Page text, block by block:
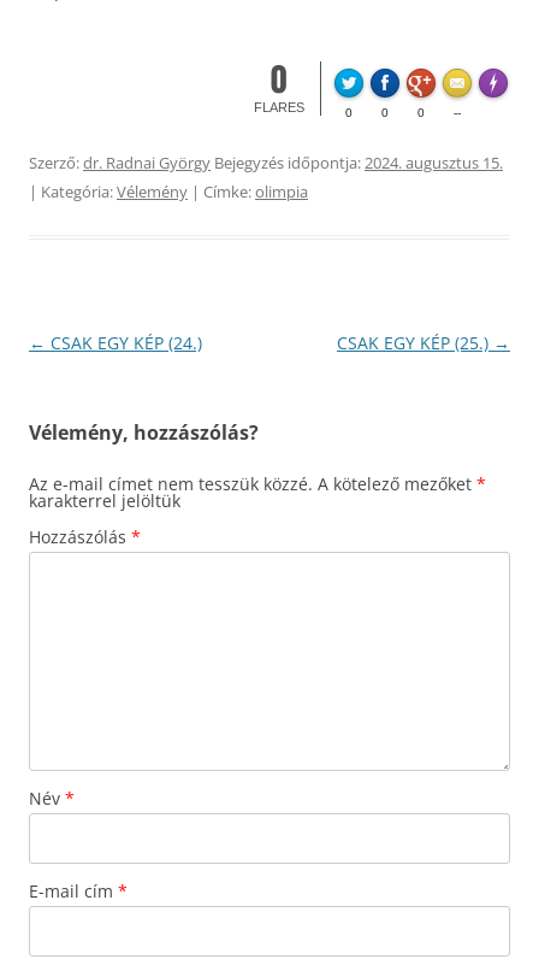
0
FLARES 0 0 0 --
Made
Szerző:dr. Radnai György Bejegyzés időpontja:2024. augusztus 15.
| Kategória:Vélemény | Címke:olimpia
Bejegyzés
← CSAK EGY KÉP (24.) CSAK EGY KÉP (25.) →
Vélemény, hozzászólás?
Az e-mail címet nem tesszük közzé. A kötelező mezőket *
karakterrel jelöltük
Hozzászólás *
Név *
E-mail cím *